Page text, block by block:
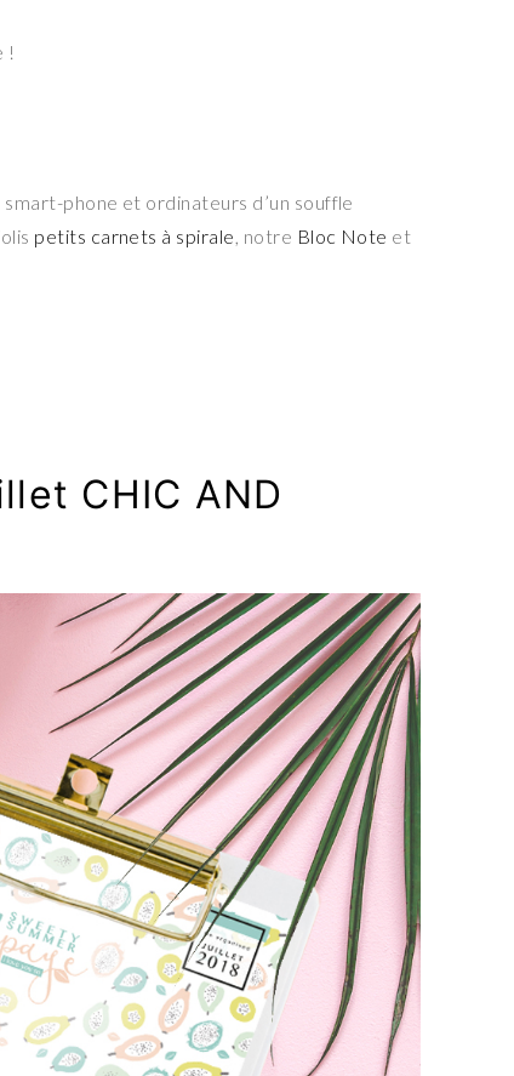
!
smart-phone et ordinateurs d’un souffle
petits carnets à spirale, notre Bloc Note et
CHIC AND